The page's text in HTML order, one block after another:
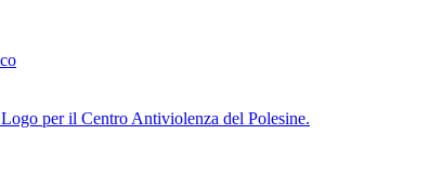
per il Centro Antiviolenza del Polesine.